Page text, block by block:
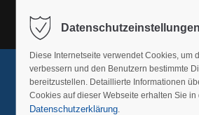
Datenschutzeinstellungen
Diese Internetseite verwendet Cookies, um
verbessern und den Benutzern bestimmte
bereitzustellen. Detaillierte Informationen
Cookies auf dieser Webseite erhalten Sie in
Datenschutzerklärung.